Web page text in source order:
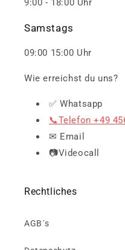
9:00 - 18:00 Uhr
Samstags
09:00 15:00 Uhr
Wie erreichst du uns?
✅ Whatsapp
📞Telefon +49
✉ Email
📷Videocall
Rechtliches
AGB´s